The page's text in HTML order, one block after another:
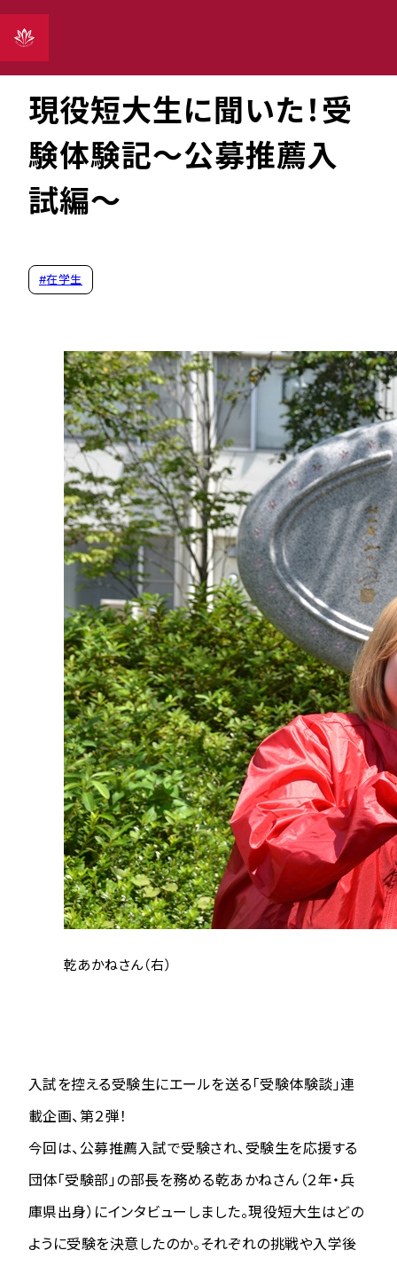
2024年11月28日
現役短大生に聞いた！受
験体験記～公募推薦入
試編～
#在学生
乾あかねさん（右）
入試を控える受験生にエールを送る「受験体験談」連
載企画、第２弾！
今回は、公募推薦入試で受験され、受験生を応援する
団体「受験部」の部長を務める乾あかねさん（２年・兵
庫県出身）にインタビューしました。現役短大生はどの
ように受験を決意したのか。それぞれの挑戦や入学後